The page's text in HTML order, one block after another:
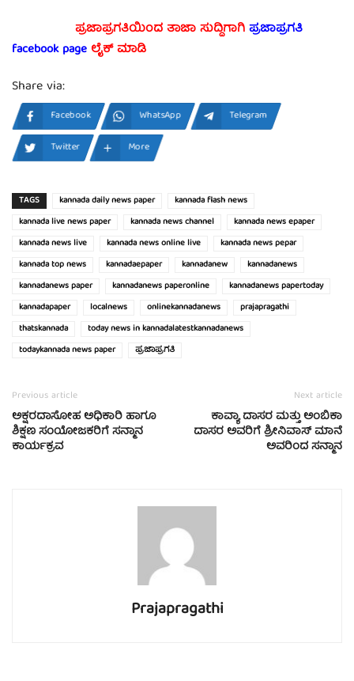
ಪ್ರಜಾಪ್ರಗತಿಯಿಂದ ತಾಜಾ ಸುದ್ದಿಗಾಗಿಪ್ರಜಾಪ್ರಗತಿ
facebook page ಲೈಕ್ ಮಾಡಿ
Share via:
Facebook WhatsApp
Telegram
Twitter
More
TAGS kannada daily news paper
kannada flash news
kannada live news paper
kannada news channel
kannada news epaper
kannada news live
kannada news online live
kannada news pepar
kannada top news
kannadaepaper kannadanew
kannadanews
kannadanews paper
kannadanews paperonline
kannadanews papertoday
kannadapaper
localnews onlinekannadanews
prajapragathi
thatskannada
today news in kannadalatestkannadanews
todaykannada news paper
ಪ್ರಜಾಪ್ರಗತಿ
Previous article
ಅಕ್ಷರದಾಸೋಹ ಅಧಿಕಾರಿ ಹಾಗೂ
ಶಿಕ್ಷಣ ಸಂಯೋಜಕರಿಗೆ ಸನ್ಮಾನ
ಕಾರ್ಯಕ್ರವ
Next article
ಕಾವ್ಯಾ ದಾಸರ ಮತ್ತು ಅಂಬಿಕಾ
ದಾಸರ ಅವರಿಗೆ ಶ್ರೀನಿವಾಸ್ ಮಾನೆ
ಅವರಿಂದ ಸನ್ಮಾನ
Prajapragathi